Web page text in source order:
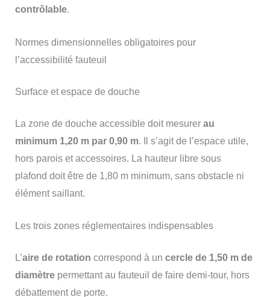
contrôlable.
Normes dimensionnelles obligatoires pour
l’accessibilité fauteuil
Surface et espace de douche
La zone de douche accessible doit mesurer au
minimum 1,20 m par 0,90 m. Il s’agit de l’espace utile,
hors parois et accessoires. La hauteur libre sous
plafond doit être de 1,80 m minimum, sans obstacle ni
élément saillant.
Les trois zones réglementaires indispensables
L’aire de rotation correspond à un cercle de 1,50 m de
diamètrepermettant au fauteuil de faire demi-tour, hors
débattement de porte.